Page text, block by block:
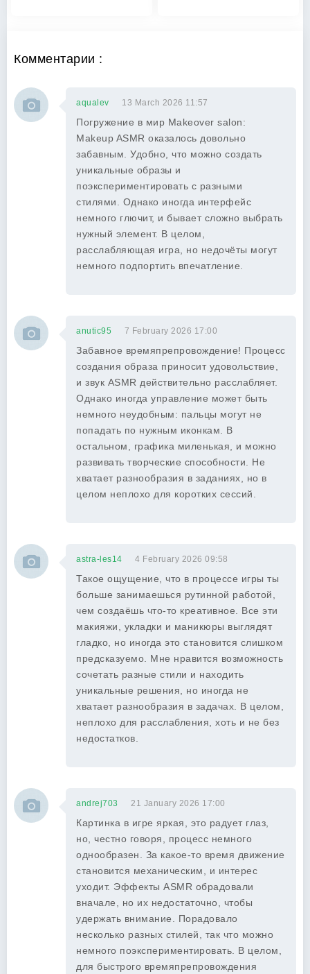
Комментарии :
aqualev 13 March 2026 11:57
Погружение в мир Makeover salon:
Makeup ASMR оказалось довольно
забавным. Удобно, что можно создать
уникальные образы и
поэкспериментировать с разными
стилями. Однако иногда интерфейс
немного глючит, и бывает сложно выбрать
нужный элемент. В целом,
расслабляющая игра, но недочёты могут
немного подпортить впечатление.
anutic95 7 February 2026 17:00
Забавное времяпрепровождение! Процесс
создания образа приносит удовольствие,
и звук ASMR действительно расслабляет.
Однако иногда управление может быть
немного неудобным: пальцы могут не
попадать по нужным иконкам. В
остальном, графика миленькая, и можно
развивать творческие способности. Не
хватает разнообразия в заданиях, но в
целом неплохо для коротких сессий.
astra-les14 4 February 2026 09:58
Такое ощущение, что в процессе игры ты
больше занимаешься рутинной работой,
чем создаёшь что-то креативное. Все эти
макияжи, укладки и маникюры выглядят
гладко, но иногда это становится слишком
предсказуемо. Мне нравится возможность
сочетать разные стили и находить
уникальные решения, но иногда не
хватает разнообразия в задачах. В целом,
неплохо для расслабления, хоть и не без
недостатков.
andrej703 21 January 2026 17:00
Картинка в игре яркая, это радует глаз,
но, честно говоря, процесс немного
однообразен. За какое-то время движение
становится механическим, и интерес
уходит. Эффекты ASMR обрадовали
вначале, но их недостаточно, чтобы
удержать внимание. Порадовало
несколько разных стилей, так что можно
немного поэкспериментировать. В целом,
для быстрого времяпрепровождения